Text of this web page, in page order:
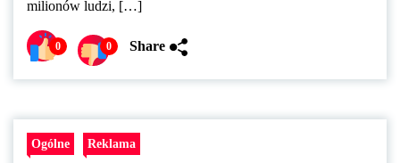
milionów ludzi, […]
0 0 Share
Ogólne Reklama